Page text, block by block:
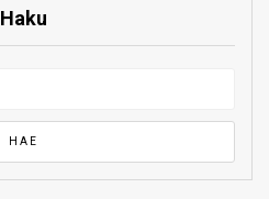
Haku